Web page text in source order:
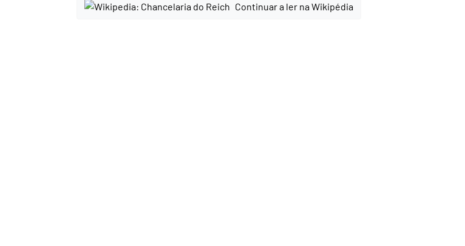
Continuar a ler na Wikipédia